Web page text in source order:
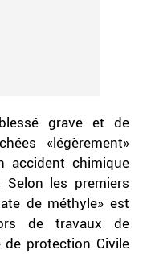
grave et de
«légèrement»
accident chimique
les premiers
de méthyle» est
de travaux de
de protection Civile